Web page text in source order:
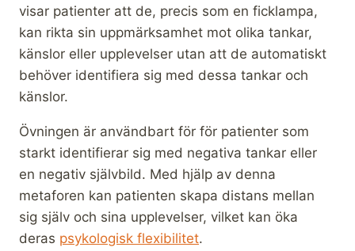
visar patienter att de, precis som en ficklampa,
kan rikta sin uppmärksamhet mot olika tankar,
känslor eller upplevelser utan att de automatiskt
behöver identifiera sig med dessa tankar och
känslor.
Övningen är användbart för för patienter som
starkt identifierar sig med negativa tankar eller
en negativ självbild. Med hjälp av denna
metaforen kan patienten skapa distans mellan
sig själv och sina upplevelser, vilket kan öka
deras psykologisk flexibilitet.